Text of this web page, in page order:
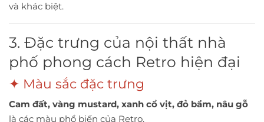
và khác biệt.
3. Đặc trưng của nội thất nhà
phố phong cách Retro hiện đại
✦ Màu sắc đặc trưng
Cam đất, vàng mustard, xanh cổ vịt, đỏ bầm, nâu gỗ
là các màu phổ biến của Retro.